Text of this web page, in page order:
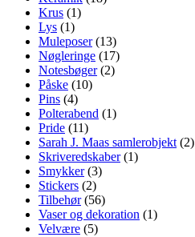
Krus (1)
Lys (1)
Muleposer(13)
Nøgleringe (17)
Notesbøger(2)
Påske (10)
Pins (4)
Polterabend (1)
Pride (11)
Sarah J. Maas samlerobjekt (2)
Skriveredskaber(1)
Smykker(3)
Stickers (2)
Tilbehør(56)
Vaser og dekoration (1)
Velvære (5)